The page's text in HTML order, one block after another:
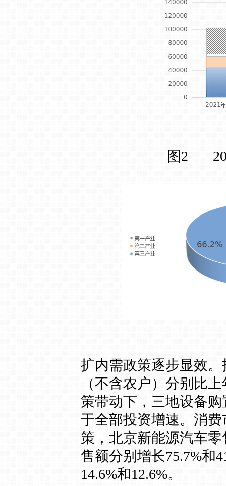
图2
扩内需政策逐步显效
（不含农户）分别比
策带动下，三地设备购
于全部投资增速。消
策，北京新能源汽车
售额分别增长75.7%和
14.6%和12.6%。